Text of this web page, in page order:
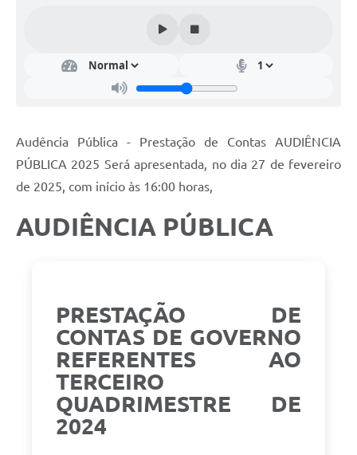
Audência Pública - Prestação de Contas AUDIÊNCIA
PÚBLICA 2025 Será apresentada, no dia 27 de fevereiro
de 2025, com início às 16:00 horas,
AUDIÊNCIA PÚBLICA
PRESTAÇÃO DE
CONTAS DE GOVERNO
REFERENTES AO
TERCEIRO
QUADRIMESTRE DE
2024